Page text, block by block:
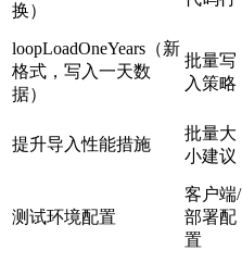
换）
loopLoadOneYears（新
格式，写入一天数
据）
批量写
入策略
提升导入性能措施
批量大
小建议
测试环境配置
客户端/
部署配
置